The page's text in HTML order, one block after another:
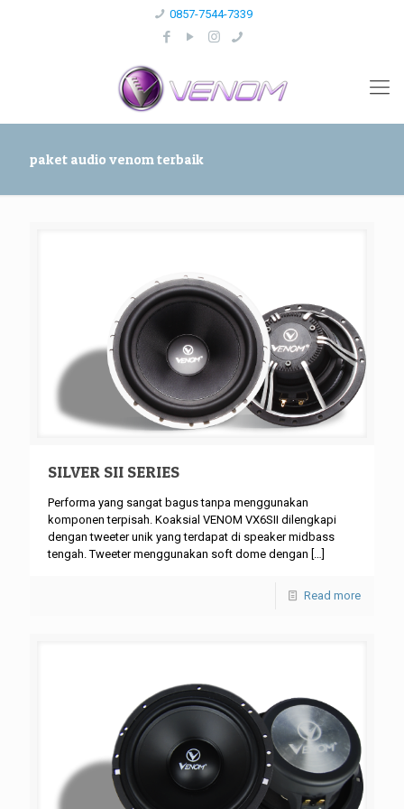
0857-7544-7339
paket audio venom terbaik
SILVER SII SERIES
Performa yang sangat bagus tanpa menggunakan
komponen terpisah. Koaksial VENOM VX6SII dilengkapi
dengan tweeter unik yang terdapat di speaker midbass
tengah. Tweeter menggunakan soft dome dengan […]
Read more